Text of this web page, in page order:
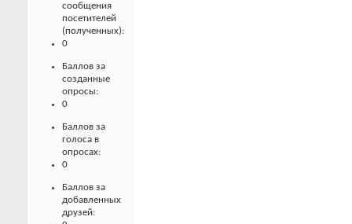
сообщения
посетителей
(полученных):
0
Баллов за
созданные
опросы:
0
Баллов за
голоса в
опросах:
0
Баллов за
добавленных
друзей: